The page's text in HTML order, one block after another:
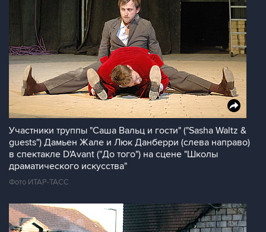
Участники труппы "Саша Вальц и гости" ("Sasha Waltz &
guests") Дамьен Жале и Люк Данберри (слева направо)
в спектакле D'Avant ("До того") на сцене "Школы
драматического искусства"
Фото ИТАР-ТАСС